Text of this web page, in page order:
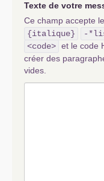
Texte de votre
Ce champ accepte
{italique}
-
<code> et le code
créer des
vides.